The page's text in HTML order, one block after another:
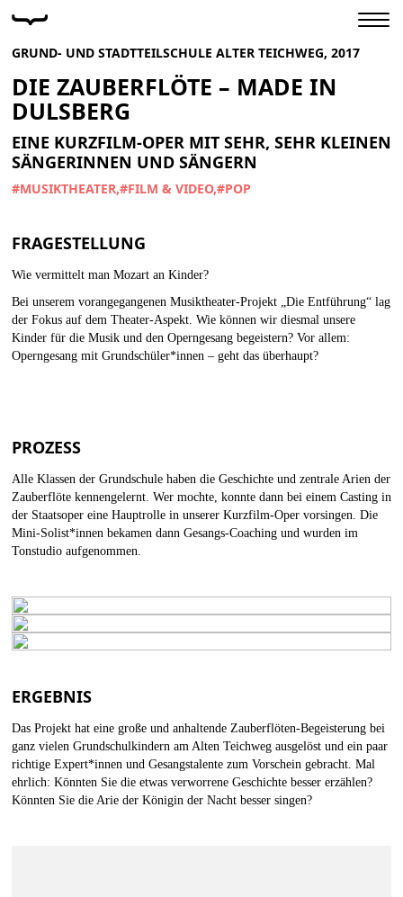
GRUND- UND STADTTEILSCHULE ALTER TEICHWEG, 2017
DIE ZAUBERFLÖTE – MADE IN
DULSBERG
EINE KURZFILM-OPER MIT SEHR, SEHR KLEINEN
SÄNGERINNEN UND SÄNGERN
#MUSIKTHEATER #FILM & VIDEO #POP
FRAGESTELLUNG
Wie vermittelt man Mozart an Kinder?
Bei unserem vorangegangenen Musiktheater-Projekt „Die Entführung“ lag
der Fokus auf dem Theater-Aspekt. Wie können wir diesmal unsere
Kinder für die Musik und den Operngesang begeistern? Vor allem:
Operngesang mit Grundschüler*innen – geht das überhaupt?
PROZESS
Alle Klassen der Grundschule haben die Geschichte und zentrale Arien der
Zauberflöte kennengelernt. Wer mochte, konnte dann bei einem Casting in
der Staatsoper eine Hauptrolle in unserer Kurzfilm-Oper vorsingen. Die
Mini-Solist*innen bekamen dann Gesangs-Coaching und wurden im
Tonstudio aufgenommen.
ERGEBNIS
Das Projekt hat eine große und anhaltende Zauberflöten-Begeisterung bei
ganz vielen Grundschulkindern am Alten Teichweg ausgelöst und ein paar
richtige Expert*innen und Gesangstalente zum Vorschein gebracht. Mal
ehrlich: Könnten Sie die etwas verworrene Geschichte besser erzählen?
Könnten Sie die Arie der Königin der Nacht besser singen?